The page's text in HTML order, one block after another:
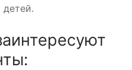
детей.